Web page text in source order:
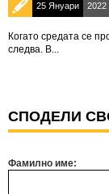
25 Януари 2022
Когато средата се
следва. В...
СПОДЕЛИ
Фамилно име: